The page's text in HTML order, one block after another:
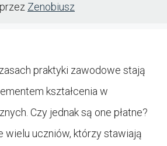
przez Zenobiusz
praktyki zawodowe stają
kształcenia w
Czy jednak są one płatne?
wielu uczniów, którzy stawiają